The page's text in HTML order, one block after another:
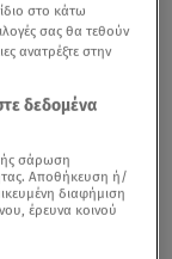
στο κάτω
σας θα τεθούν
ανατρέξτε στην
δεδομένα
σάρωση
Αποθήκευση ή/
διαφήμιση
έρευνα κοινού